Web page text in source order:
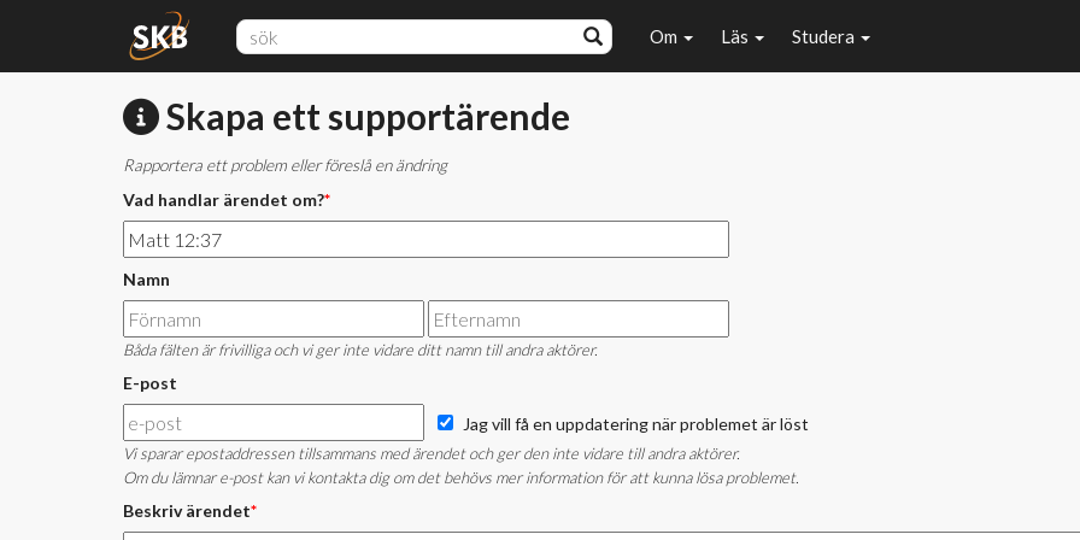
Om Läs Studera
Skapa ett supportärende
Rapportera ett problem eller föreslå en ändring
Vad handlar ärendet om?*
Namn
Båda fälten är frivilliga och vi ger inte vidare ditt namn till andra aktörer.
E-post
Jag vill få en uppdatering när problemet är löst
Vi sparar epostaddressen tillsammans med ärendet och ger den inte vidare till andra aktörer.
Om du lämnar e-post kan vi kontakta dig om det behövs mer information för att kunna lösa problemet.
Beskriv ärendet*